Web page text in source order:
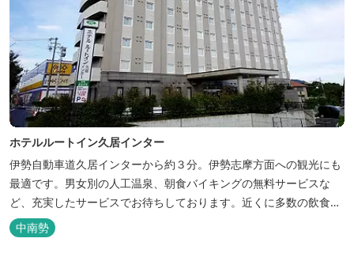
ホテルルートイン久居インター
伊勢自動車道久居インターから約３分。伊勢志摩方面への観光にも
最適です。男女別の人工温泉、朝食バイキングの無料サービスな
ど、充実したサービスでお待ちしております。近くに多数の飲食店
や物販店もあります。
中南勢